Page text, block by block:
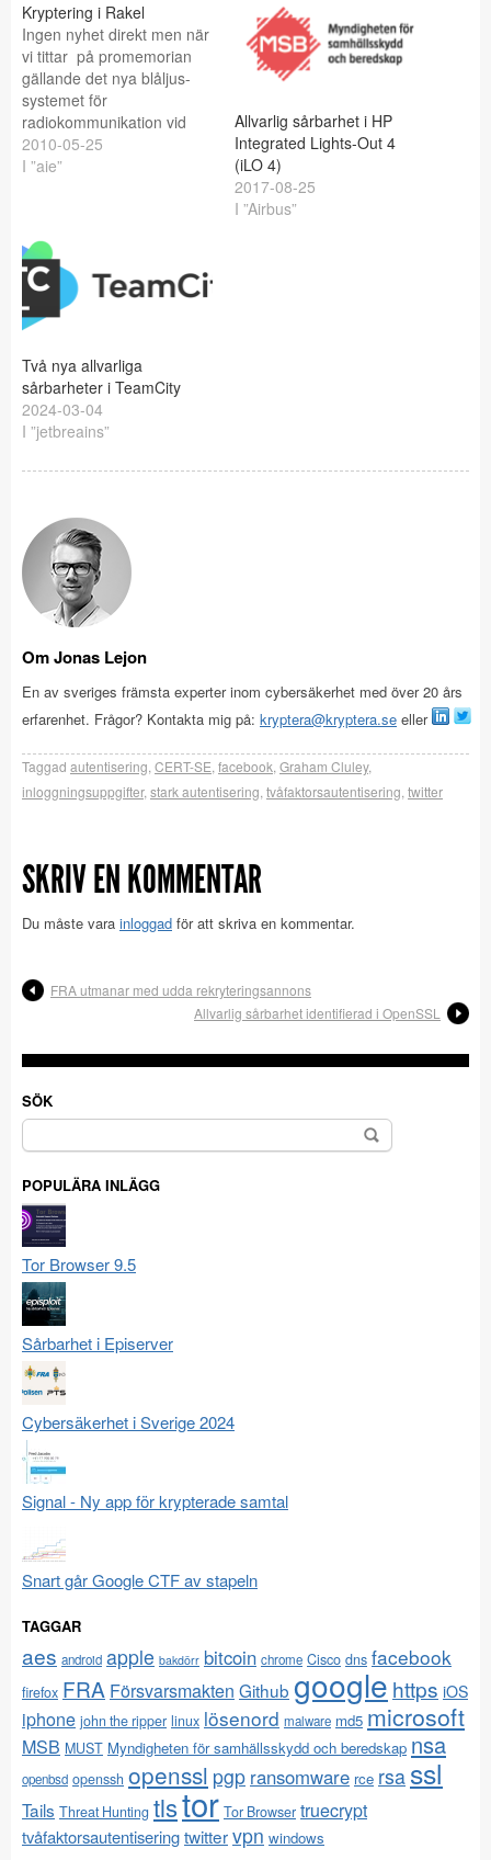
Kryptering i Rakel
Ingen nyhet direkt men när
vi tittar på promemorian
gällande det nya blåljus-
systemet för
radiokommunikation vid
namn Rakel hittar vi bl.a.
följande: Rakel är i sitt
överföring av
patientuppgifter avseende
både tal och data, även om
Rakel i sitt…
2010-05-25
I ”aie”
Allvarlig sårbarhet i HP
Integrated Lights-Out 4
(iLO 4)
2017-08-25
I ”Airbus”
Två nya allvarliga
sårbarheter i TeamCity
2024-03-04
I ”jetbreains”
Om Jonas Lejon
En av sveriges främsta experter inom cybersäkerhet med över 20 års
erfarenhet. Frågor? Kontakta mig på: kryptera@kryptera.se eller
Taggad autentisering CERT-SE facebook Graham Cluley,
inloggningsuppgifter, stark autentisering tvåfaktorsautentisering twitter
SKRIV EN KOMMENTAR
Du måste vara inloggad för att skriva en kommentar.
FRA utmanar med udda rekryteringsannons
Allvarlig sårbarhet identifierad i OpenSSL
SÖK
Sök
efter:
POPULÄRA INLÄGG
Tor Browser 9.5
Sårbarhet i Episerver
Cybersäkerhet i Sverige 2024
Signal - Ny app för krypterade samtal
Snart går Google CTF av stapeln
TAGGAR
aes android apple bakdörr bitcoin chrome Cisco dns facebook
firefox FRA Försvarsmakten Github google https iOS
iphone john the ripper linux lösenord malware md5 microsoft
MSB MUST Myndigheten för samhällsskydd och beredskap nsa
openbsd openssh openssl pgp ransomware rce rsa ssl
Tails Threat Hunting tlstor Tor Browser truecrypt
tvåfaktorsautentiseringtwittervpn windows